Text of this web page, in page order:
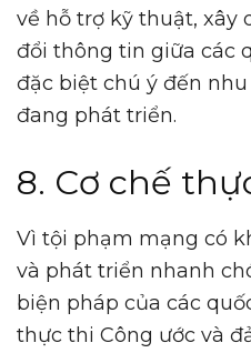
về hỗ trợ kỹ thuật, xây
đổi thông tin giữa các
đặc biệt chú ý đến
đang phát triển.
8. Cơ chế
Vì tội phạm mạng có
và phát triển nhanh
biện pháp của các
thực thi Công ước và